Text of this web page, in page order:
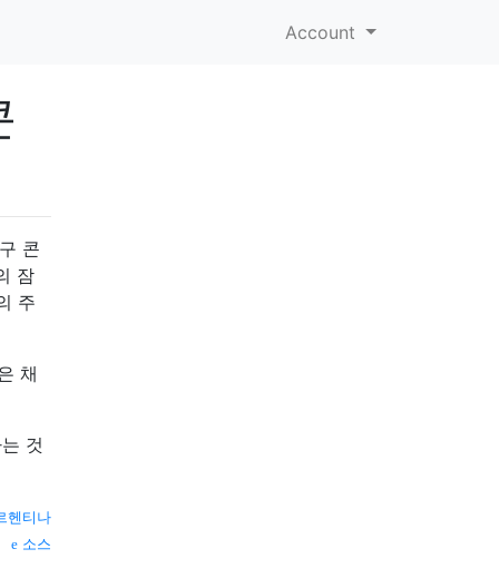
Account
콘
잠
주
채
것
헨티나
소스